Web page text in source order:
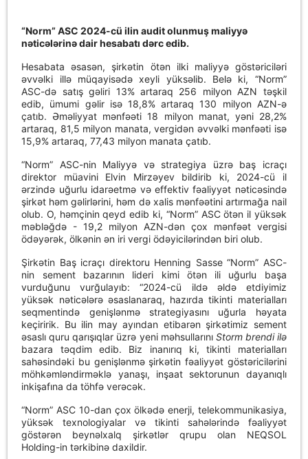
“Norm” ASC 2024-cü ilin audit olunmuş maliyyə
nəticələrinə dair hesabatı dərc edib.
Hesabata əsasən, şirkətin ötən ilki maliyyə göstəriciləri
əvvəlki illə müqayisədə xeyli yüksəlib. Belə ki, “Norm”
ASC-də satış gəliri 13% artaraq 256 milyon AZN təşkil
edib, ümumi gəlir isə 18,8% artaraq 130 milyon AZN-ə
çatıb. Əməliyyat mənfəəti 18 milyon manat, yəni 28,2%
artaraq, 81,5 milyon manata, vergidən əvvəlki mənfəəti isə
15,9% artaraq, 77,43 milyon manata çatıb.
“Norm” ASC-nin Maliyyə və strategiya üzrə baş icraçı
direktor müavini Elvin Mirzəyev bildirib ki, 2024-cü il
ərzində uğurlu idarəetmə və effektiv fəaliyyət nəticəsində
şirkət həm gəlirlərini, həm də xalis mənfəətini artırmağa nail
olub. O, həmçinin qeyd edib ki, “Norm” ASC ötən il yüksək
məbləğdə - 19,2 milyon AZN-dən çox mənfəət vergisi
ödəyərək, ölkənin ən iri vergi ödəyicilərindən biri olub.
Şirkətin Baş icraçı direktoru Henning Sasse “Norm” ASC-
nin sement bazarının lideri kimi ötən ili uğurlu başa
vurduğunu vurğulayıb: “2024-cü ildə əldə etdiyimiz
yüksək nəticələrə əsaslanaraq, hazırda tikinti materialları
seqmentində genişlənmə strategiyasını uğurla həyata
keçiririk. Bu ilin may ayından etibarən şirkətimiz sement
əsaslı quru qarışıqlar üzrə yeni məhsullarını Storm brendi ilə
bazara təqdim edib. Biz inanırıq ki, tikinti materialları
sahəsindəki bu genişlənmə şirkətin fəaliyyət göstəricilərini
möhkəmləndirməklə yanaşı, inşaat sektorunun dayanıqlı
inkişafına da töhfə verəcək.
“Norm” ASC 10-dan çox ölkədə enerji, telekommunikasiya,
yüksək texnologiyalar və tikinti sahələrində fəaliyyət
göstərən beynəlxalq şirkətlər qrupu olan NEQSOL
Holding-in tərkibinə daxildir.